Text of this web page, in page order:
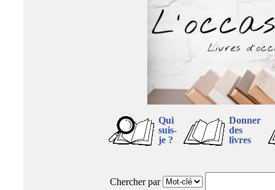
Qui
suis-
je ?
Donner
des
livres
Chercher par